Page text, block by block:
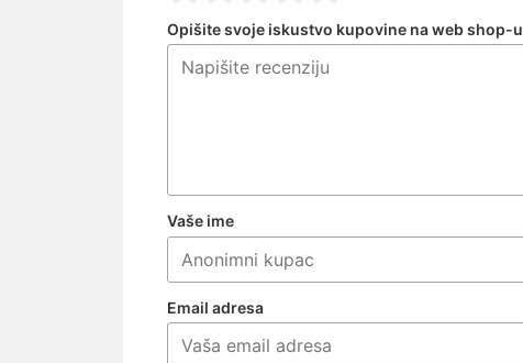
Opišite svoje iskustvo kupovine na web shop-u
Vaše ime
Email adresa